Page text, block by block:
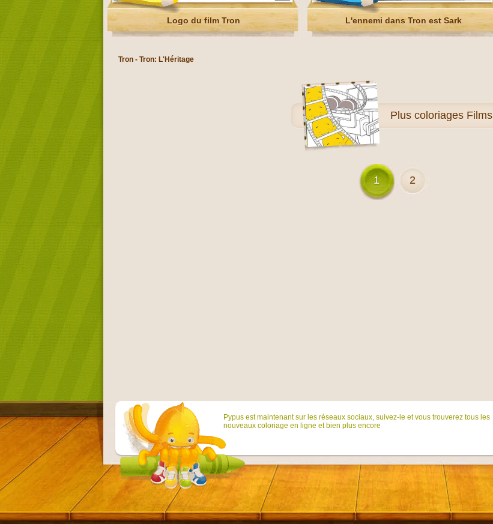
Logo du film Tron L'ennemi dans Tron est Sark
Tron - Tron: L'Héritage
Plus coloriages Films
1 2
Pypus est maintenant sur ​​les réseaux sociaux, suivez-le et vous trouverez tous les
nouveaux coloriage en ligne et bien plus encore